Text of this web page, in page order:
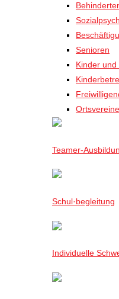
Senioren
Kinder und
Ortsvereine
Teamer-
Schul·begleitung
Individuelle